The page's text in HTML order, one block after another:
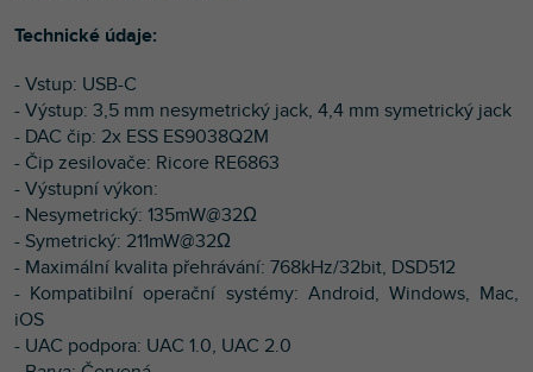
Technické údaje:
- Vstup: USB-C
- Výstup: 3,5 mm nesymetrický jack, 4,4 mm symetrický jack
- DAC čip: 2x ESS ES9038Q2M
- Čip zesilovače: Ricore RE6863
- Výstupní výkon:
- Nesymetrický: 135mW@32Ω
- Symetrický: 211mW@32Ω
- Maximální kvalita přehrávání: 768kHz/32bit, DSD512
- Kompatibilní operační systémy: Android, Windows, Mac,
iOS
- UAC podpora: UAC 1.0, UAC 2.0